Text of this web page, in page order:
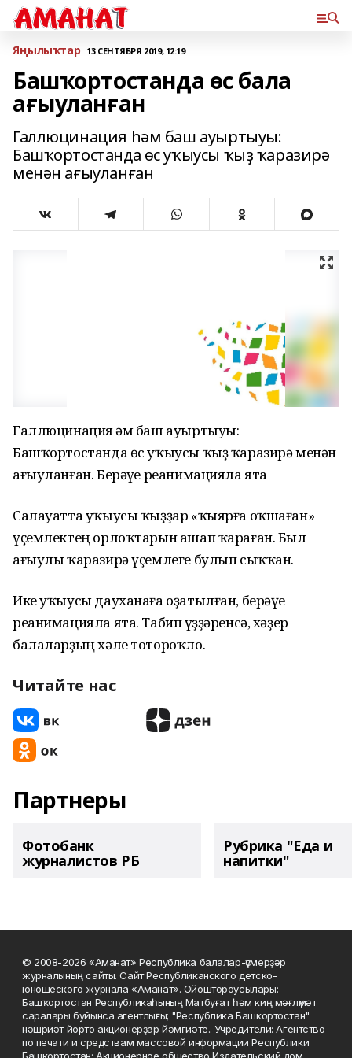
Яңылыҡтар 13 СЕНТЯБРЯ 2019, 12:19
Башҡортостанда өс бала
ағыуланған
Галлюцинация һәм баш ауыртыуы:
Башҡортостанда өс уҡыусы ҡыҙ ҡаразирә
менән ағыуланған
Галлюцинация һәм баш ауыртыуы:
Башҡортостанда өс уҡыусы ҡыҙ ҡаразирә менән
ағыуланған. Берәүһе реанимацияла ята
Салауатта уҡыусы ҡыҙҙар «ҡыярға оҡшаған»
үҫемлектең орлоҡтарын ашап ҡараған. Был
ағыулы ҡаразирә үҫемлеге булып сыҡҡан.
Ике уҡыусы дауханаға оҙатылған, берәүһе
реанимацияла ята. Табип һүҙҙәренсә, хәҙер
балаларҙың хәле тотороҡло.
Читайте нас
Партнеры
Фотобанк
журналистов РБ
Рубрика "Еда и
напитки"
© 2008-2026 «Аманат» Республика балалар-үҫмерҙәр
журналының сайты. Сайт Республиканского детско-
юношеского журнала «Аманат». Ойоштороусылары:
Башҡортостан Республикаһының Матбуғат һәм киң мәғлүмәт
саралары буйынса агентлығы; "Республика Башкортостан"
нәшриәт йорто акционерҙар йәмғиәте.. Учредители: Агентство
по печати и средствам массовой информации Республики